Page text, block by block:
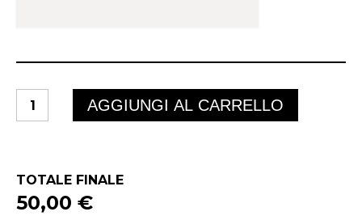
ECO-
AGGIUNGI AL CARRELLO
TOTALE FINALE
50,00 €